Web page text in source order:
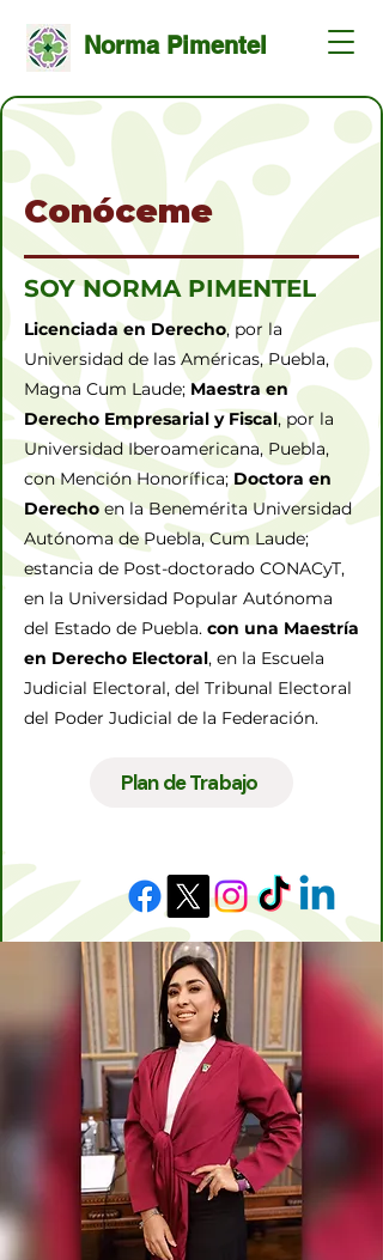
Norma Pimentel
Conóceme
SOY NORMA PIMENTEL
Licenciada en Derecho, por la
Universidad de las Américas, Puebla,
Magna Cum Laude; Maestra en
Derecho Empresarial y Fiscal, por la
Universidad Iberoamericana, Puebla,
con Mención Honorífica;Doctora en
Derechoen la Benemérita Universidad
Autónoma de Puebla, Cum Laude;
estancia de Post-doctorado CONACyT,
en la Universidad Popular Autónoma
del Estado de Puebla. con una Maestría
en Derecho Electoral, en la Escuela
Judicial Electoral, del Tribunal Electoral
del Poder Judicial de la Federación.
Plan de Trabajo